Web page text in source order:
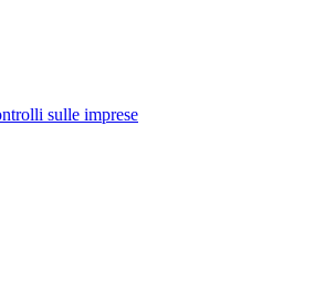
sulle imprese